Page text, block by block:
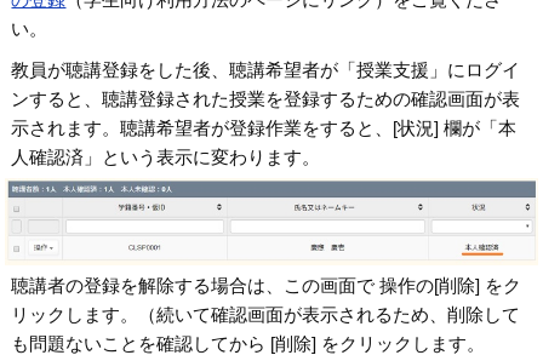
い。
教員が聴講登録をした後、聴講希望者が「授業支援」にログイ
ンすると、聴講登録された授業を登録するための確認画面が表
示されます。聴講希望者が登録作業をすると、[状況] 欄が「本
人確認済」という表示に変わります。
聴講者の登録を解除する場合は、この画面で 操作の[削除] をク
リックします。（続いて確認画面が表示されるため、削除して
も問題ないことを確認してから [削除] をクリックします。